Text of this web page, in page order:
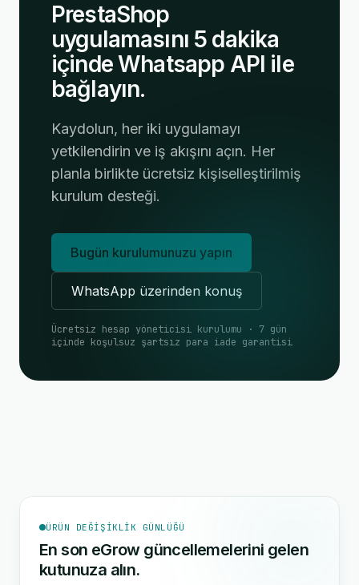
PrestaShop
uygulamasını 5 dakika
içinde Whatsapp API ile
bağlayın.
Kaydolun, her iki uygulamayı
yetkilendirin ve iş akışını açın. Her
planla birlikte ücretsiz kişiselleştirilmiş
kurulum desteği.
Bugün kurulumunuzu yapın
WhatsApp üzerinden konuş
Ücretsiz hesap yöneticisi kurulumu · 7 gün
içinde koşulsuz şartsız para iade garantisi
ÜRÜN DEĞIŞIKLIK GÜNLÜĞÜ
En son eGrow güncellemelerini gelen
kutunuza alın.